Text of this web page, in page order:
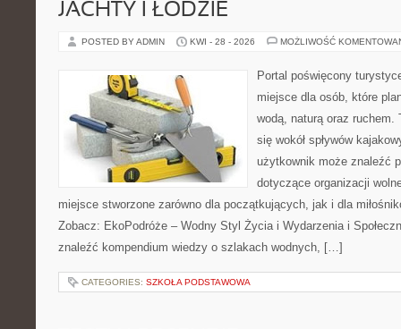
JACHTY I ŁODZIE
POSTED BY ADMIN KWI - 28 - 2026 MOŻLIWOŚĆ
Portal poświęcony
miejsce dla osób, które
wodą, naturą oraz ruchem.
się wokół spływów
użytkownik może znaleźć
dotyczące organizacji
miejsce stworzone zarówno dla początkujących, jak i dla
Zobacz: EkoPodróże – Wodny Styl Życia i Wydarzenia i
znaleźć kompendium wiedzy o szlakach wodnych, […]
CATEGORIES: SZKOŁA PODSTAWOWA